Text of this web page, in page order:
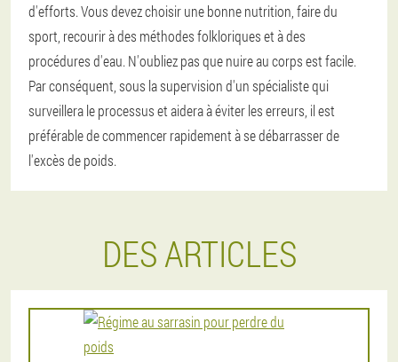
d'efforts. Vous devez choisir une bonne nutrition, faire du
sport, recourir à des méthodes folkloriques et à des
procédures d'eau. N'oubliez pas que nuire au corps est facile.
Par conséquent, sous la supervision d'un spécialiste qui
surveillera le processus et aidera à éviter les erreurs, il est
préférable de commencer rapidement à se débarrasser de
l'excès de poids.
DES ARTICLES